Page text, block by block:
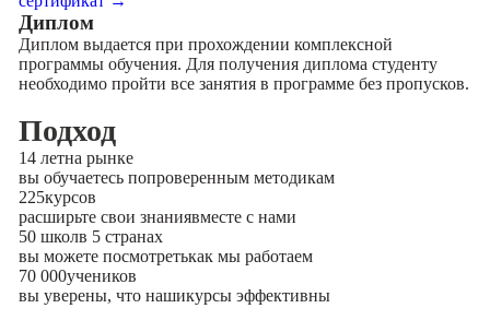
Диплом
Диплом выдается при прохождении комплексной
программы обучения. Для получения диплома студенту
необходимо пройти все занятия в программе без пропусков.
Подход
14 летна рынке
вы обучаетесь попроверенным методикам
225курсов
расширьте свои знаниявместе с нами
50 школв 5 странах
вы можете посмотретькак мы работаем
70 000учеников
вы уверены, что нашикурсы эффективны